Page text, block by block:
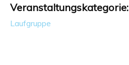
Veranstaltungskategorie:
Laufgruppe